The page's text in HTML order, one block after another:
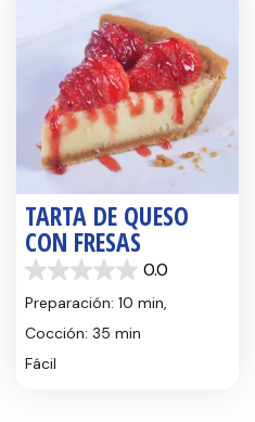
TARTA DE QUESO
CON FRESAS
0.0
0.0
de
estrellas.
Preparación: 10 min,
Cocción: 35 min
Fácil